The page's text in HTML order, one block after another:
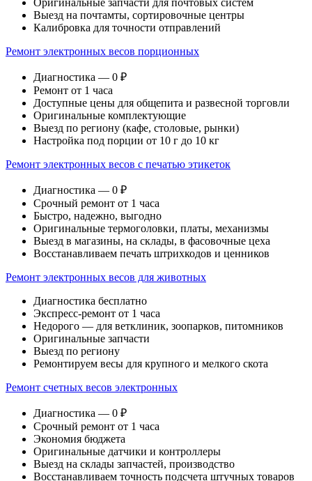
Оригинальные запчасти для почтовых систем
Выезд на почтамты, сортировочные центры
Калибровка для точности отправлений
Ремонт электронных весов порционных
Диагностика — 0 ₽
Ремонт от 1 часа
Доступные цены для общепита и развесной торговли
Оригинальные комплектующие
Выезд по региону (кафе, столовые, рынки)
Настройка под порции от 10 г до 10 кг
Ремонт электронных весов с печатью этикеток
Диагностика — 0 ₽
Срочный ремонт от 1 часа
Быстро, надежно, выгодно
Оригинальные термоголовки, платы, механизмы
Выезд в магазины, на склады, в фасовочные цеха
Восстанавливаем печать штрихкодов и ценников
Ремонт электронных весов для животных
Диагностика бесплатно
Экспресс-ремонт от 1 часа
Недорого — для ветклиник, зоопарков, питомников
Оригинальные запчасти
Выезд по региону
Ремонтируем весы для крупного и мелкого скота
Ремонт счетных весов электронных
Диагностика — 0 ₽
Срочный ремонт от 1 часа
Экономия бюджета
Оригинальные датчики и контроллеры
Выезд на склады запчастей, производство
Восстанавливаем точность подсчета штучных товаров